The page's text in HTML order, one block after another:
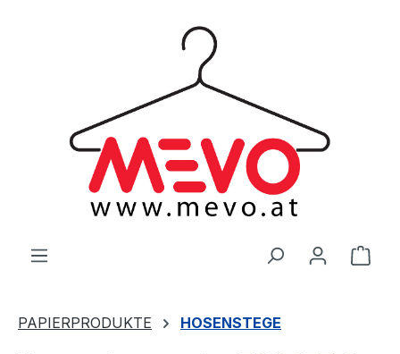
PAPIERPRODUKTE HOSENSTEGE